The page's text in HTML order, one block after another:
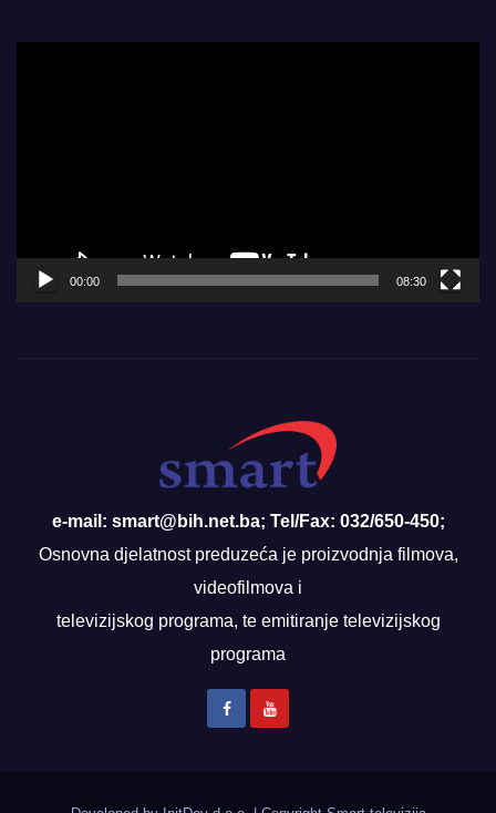
00:00 08:30
e-mail: smart@bih.net.ba; Tel/Fax: 032/650-450;
Osnovna djelatnost preduzeća je proizvodnja filmova,
videofilmova i
televizijskog programa, te emitiranje televizijskog
programa